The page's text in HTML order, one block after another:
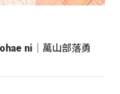
ni｜萬山部落勇